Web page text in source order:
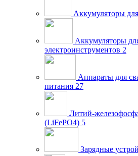
Аккумуляторы
Аккумуляторы
электроинструментов 2
Аппараты для
питания 27
Литий-
(LiFePO4) 5
Зарядные